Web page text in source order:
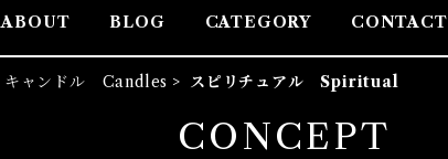
ABOUT BLOG CATEGORY CONTACT
キャンドル Candles スピリチュアル Spiritual
CONCEPT